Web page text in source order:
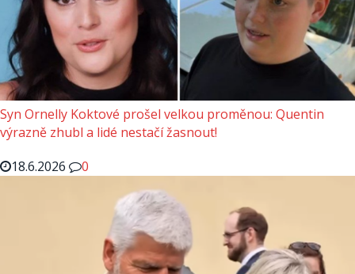
Syn Ornelly Koktové prošel velkou proměnou: Quentin
výrazně zhubl a lidé nestačí žasnout!
18.6.2026
0